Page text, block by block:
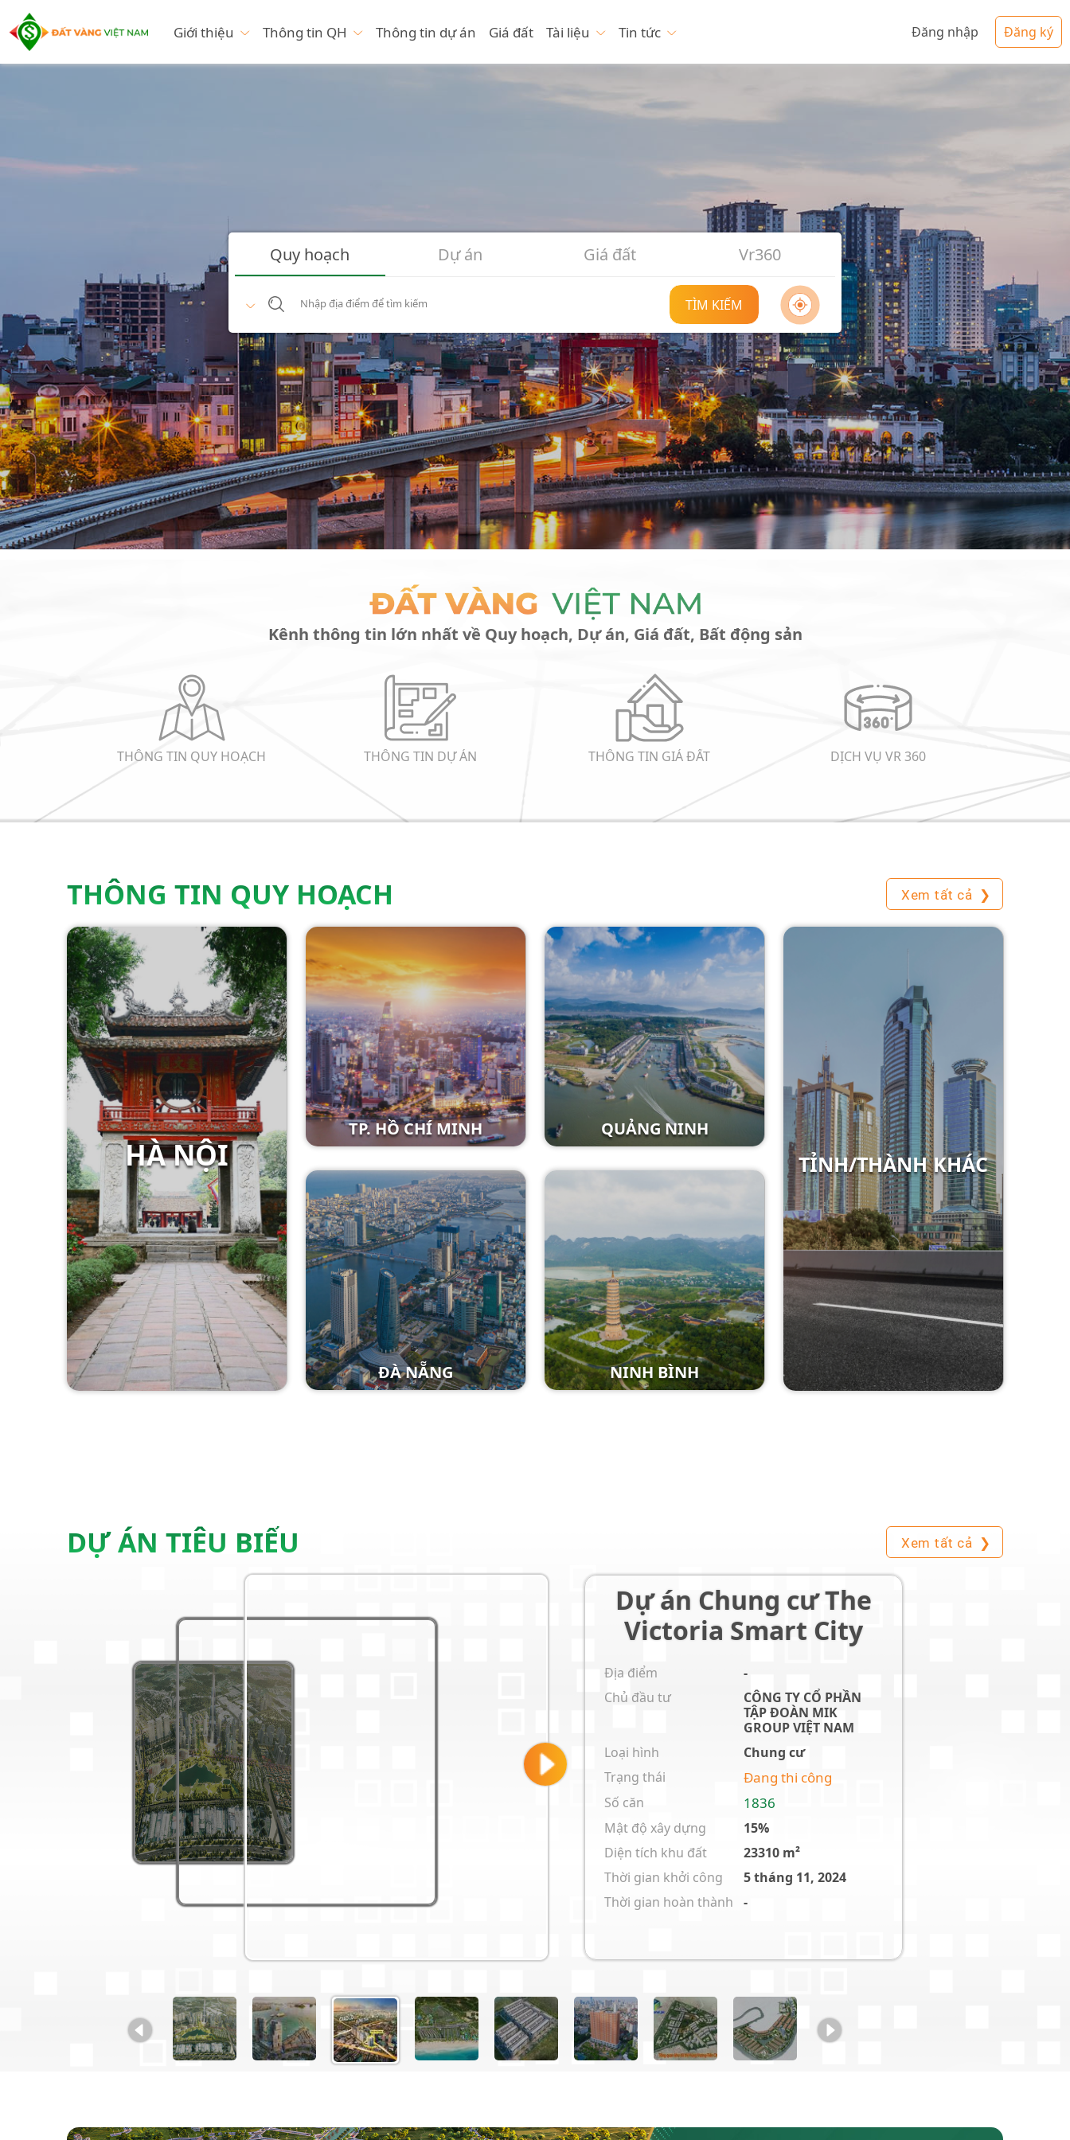
Giới thiệu Thông tin QH Thông tin dự án Giá đất Tài liệu Tin tức Đăng nhập Đăng ký
Quy hoạch Dự án Giá đất Vr360
Nhập địa điểm để tìm kiếm TÌM KIẾM
Kênh thông tin lớn nhất về Quy hoạch, Dự án, Giá đất, Bất động sản
THÔNG TIN QUY HOẠCH THÔNG TIN DỰ ÁN THÔNG TIN GIÁ ĐẤT DỊCH VỤ VR 360
THÔNG TIN QUY HOẠCH Xem tất cả ❯
HÀ NỘI
TP. HỒ CHÍ MINH QUẢNG NINH
ĐÀ NẴNG NINH BÌNH
TỈNH/THÀNH KHÁC
DỰ ÁN TIÊU BIỂU Xem tất cả ❯
Dự án Novaworld Hồ
Tràm
Địa điểm
Ấp Bình Châu
Chủ đầu tư
CÔNG TY CỔ PHẦN
TẬP ĐOÀN ĐẦU TƯ
ĐỊA ỐC NO VA
Loại hình
Nhà phố
Trạng thái
Đang thi công
Số căn -
Mật độ xây dựng
-
Diện tích khu đất
1000000 m²
Thời gian khởi công
6 tháng 2, 2020
Thời gian hoàn thành
-